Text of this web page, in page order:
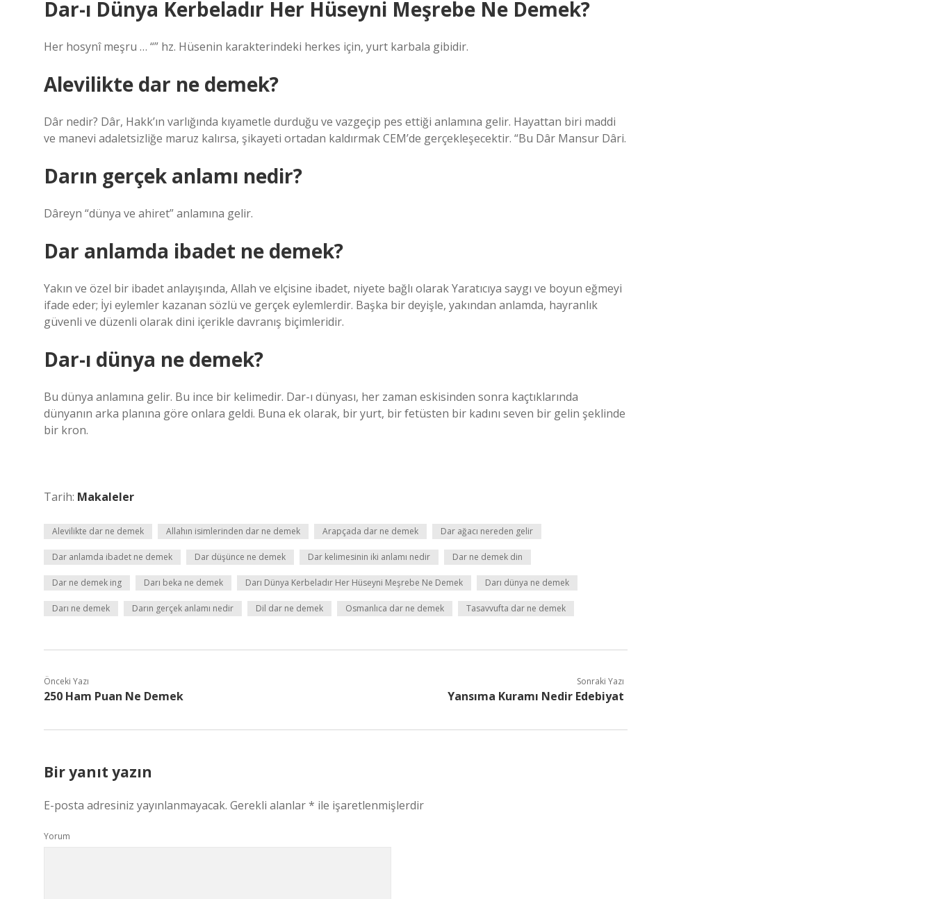
Dar-ı Dünya Kerbeladır Her Hüseyni Meşrebe Ne Demek?
Her hosynî meşru … “” hz. Hüsenin karakterindeki herkes için, yurt karbala gibidir.
Alevilikte dar ne demek?
Dâr nedir? Dâr, Hakk’ın varlığında kıyametle durduğu ve vazgeçip pes ettiği anlamına gelir. Hayattan biri maddi
ve manevi adaletsizliğe maruz kalırsa, şikayeti ortadan kaldırmak CEM’de gerçekleşecektir. “Bu Dâr Mansur Dâri.
Darın gerçek anlamı nedir?
Dâreyn “dünya ve ahiret” anlamına gelir.
Dar anlamda ibadet ne demek?
Yakın ve özel bir ibadet anlayışında, Allah ve elçisine ibadet, niyete bağlı olarak Yaratıcıya saygı ve boyun eğmeyi
ifade eder; İyi eylemler kazanan sözlü ve gerçek eylemlerdir. Başka bir deyişle, yakından anlamda, hayranlık
güvenli ve düzenli olarak dini içerikle davranış biçimleridir.
Dar-ı dünya ne demek?
Bu dünya anlamına gelir. Bu ince bir kelimedir. Dar-ı dünyası, her zaman eskisinden sonra kaçtıklarında
dünyanın arka planına göre onlara geldi. Buna ek olarak, bir yurt, bir fetüsten bir kadını seven bir gelin şeklinde
bir kron.
Tarih: Makaleler
Alevilikte dar ne demek Allahın isimlerinden dar ne demek Arapçada dar ne demek Dar ağacı nereden gelir
Dar anlamda ibadet ne demek Dar düşünce ne demek Dar kelimesinin iki anlamı nedir Dar ne demek din
Dar ne demek ing Darı beka ne demek Darı Dünya Kerbeladır Her Hüseyni Meşrebe Ne Demek Darı dünya ne demek
Darı ne demek Darın gerçek anlamı nedir Dil dar ne demek Osmanlıca dar ne demek Tasavvufta dar ne demek
Önceki Yazı
250 Ham Puan Ne Demek
Sonraki Yazı
Yansıma Kuramı Nedir Edebiyat
Bir yanıt yazın
E-posta adresiniz yayınlanmayacak. Gerekli alanlar* ile işaretlenmişlerdir
Yorum